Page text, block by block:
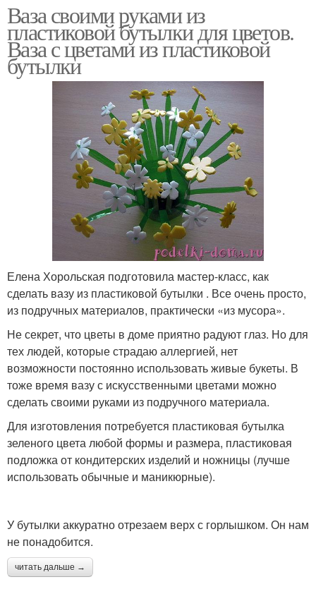
Ваза своими руками из
пластиковой бутылки для цветов.
Ваза с цветами из пластиковой
бутылки
Елена Хорольская подготовила мастер-класс, как
сделать вазу из пластиковой бутылки . Все очень просто,
из подручных материалов, практически «из мусора».
Не секрет, что цветы в доме приятно радуют глаз. Но для
тех людей, которые страдаю аллергией, нет
возможности постоянно использовать живые букеты. В
тоже время вазу с искусственными цветами можно
сделать своими руками из подручного материала.
Для изготовления потребуется пластиковая бутылка
зеленого цвета любой формы и размера, пластиковая
подложка от кондитерских изделий и ножницы (лучше
использовать обычные и маникюрные).
У бутылки аккуратно отрезаем верх с горлышком. Он нам
не понадобится.
читать дальше →